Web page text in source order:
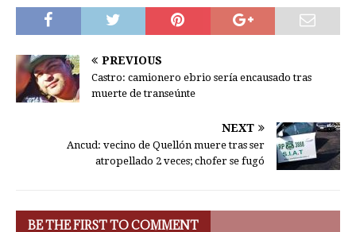
PREVIOUS
Castro: camionero ebrio sería encausado tras
muerte de transeúnte
NEXT
Ancud: vecino de Quellón muere tras ser
atropellado 2 veces; chofer se fugó
BE THE FIRST TO COMMENT